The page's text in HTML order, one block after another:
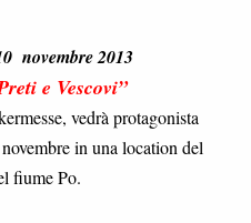
novembre 2013
e Vescovi”
vedrà protagonista
in una location del
fiume Po.